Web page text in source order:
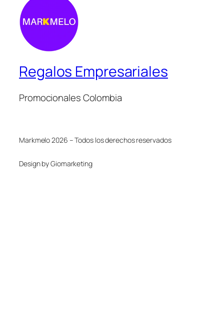
Regalos Empresariales
Promocionales Colombia
Markmelo 2026 – Todos los derechos reservados
Design by Giomarketing